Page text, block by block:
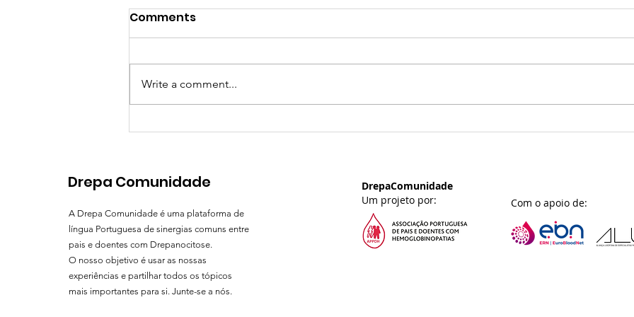
De Mães para Mães: um
No passado dia 4 de maio de
2025, assinalámos o Dia da Mãe
todas as mães de...
DrepaEncontro Online |
Comments
Write a comment...
Drepa Comunidade
A Drepa Comunidade é uma plataforma de
língua Portuguesa de sinergias comuns entre
pais e doentes com Drepanocitose.
O nosso objetivo é usar as nossas
experiências e partilhar todos os tópicos
mais importantes para si. Junte-se a nós.
DrepaComunidade
Um projeto por:
Com o apoio de: